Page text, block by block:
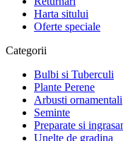
Harta sitului
Oferte speciale
Categorii
Bulbi si Tuberculi
Plante Perene
Arbusti ornamentali
Seminte
Preparate si
Unelte de gradina